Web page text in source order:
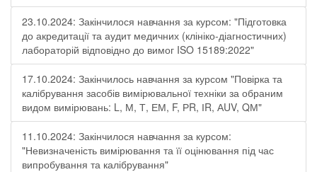
23.10.2024: Закінчилося навчання за курсом: "Підготовка
до акредитації та аудит медичних (клініко-діагностичних)
лабораторій відповідно до вимог ISO 15189:2022"
17.10.2024: Закінчилось навчання за курсом "Повірка та
калібрування засобів вимірювальної техніки за обраним
видом вимірювань: L, М, Т, ЕМ, F, РR, ІR, АUV, QМ"
11.10.2024: Закінчилося навчання за курсом:
"Невизначеність вимірювання та її оцінювання під час
випробування та калібрування"